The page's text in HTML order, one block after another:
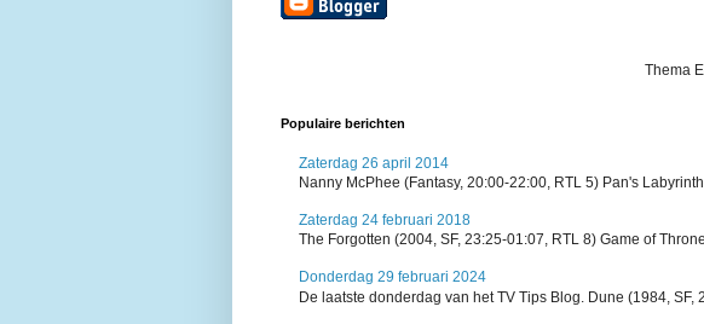
Thema
Populaire berichten
Zaterdag 26 april 2014
Nanny McPhee (Fantasy, 20:00-22:00, RTL 5) Pan's
Zaterdag 24 februari 2018
The Forgotten (2004, SF, 23:25-01:07, RTL 8) Game of
Donderdag 29 februari 2024
De laatste donderdag van het TV Tips Blog. Dune (1984, SF,